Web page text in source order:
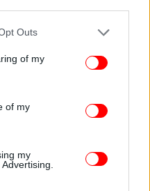
uses one or more Google
You may click to
its third-party tags to
purposes in below Google
Outs
of my
of my
my